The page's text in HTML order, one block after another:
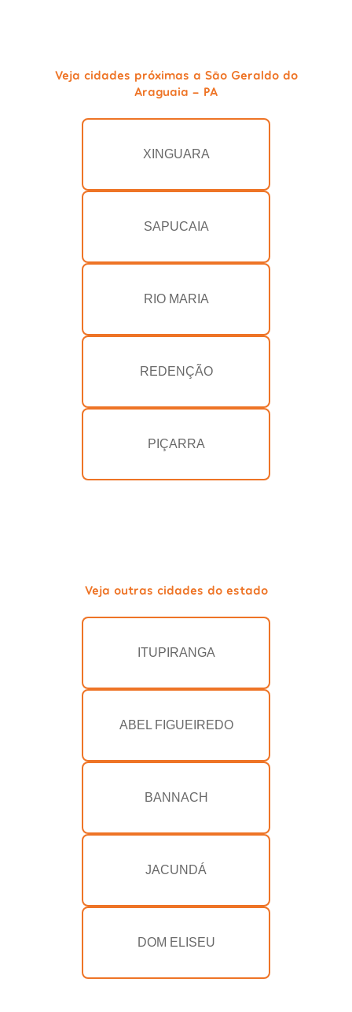
Veja cidades próximas a São Geraldo do
Araguaia - PA
XINGUARA
SAPUCAIA
RIO MARIA
REDENÇÃO
PIÇARRA
Veja outras cidades do estado
ITUPIRANGA
ABEL FIGUEIREDO
BANNACH
JACUNDÁ
DOM ELISEU